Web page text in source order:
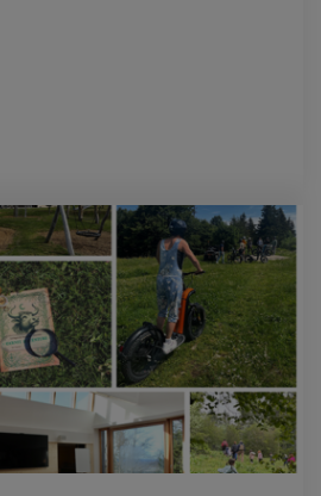
aquatique du Grand
à l'automne 2025 avec la
et de gros œuvre,
concret de